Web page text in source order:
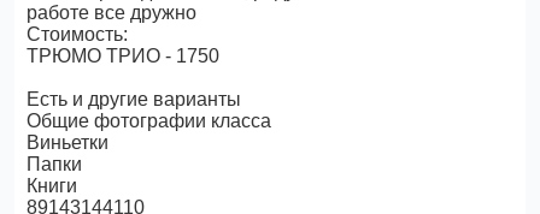
работе все дружно
Стоимость:
ТРЮМО ТРИО - 1750
Есть и другие варианты
Общие фотографии класса
Виньетки
Папки
Книги
89143144110